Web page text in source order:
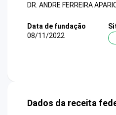
DR. ANDRE FERREIRA
Data de fundação
08/11/2022
Dados da receita